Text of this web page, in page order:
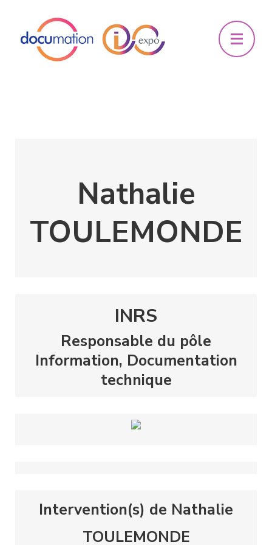
Nathalie
TOULEMONDE
INRS
Responsable du pôle
Information, Documentation
technique
Intervention(s) de Nathalie
TOULEMONDE